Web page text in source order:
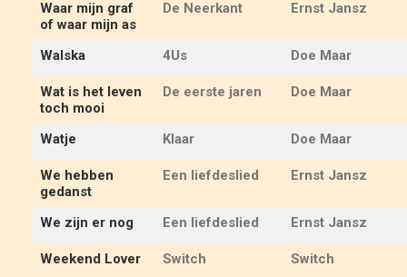
Waar mijn graf
of waar mijn as
De Neerkant Ernst Jansz
Walska 4Us Doe Maar
Wat is het leven
toch mooi
De eerste jaren Doe Maar
Watje Klaar Doe Maar
We hebben
gedanst
Een liefdeslied Ernst Jansz
We zijn er nog Een liefdeslied Ernst Jansz
Weekend Lover Switch Switch